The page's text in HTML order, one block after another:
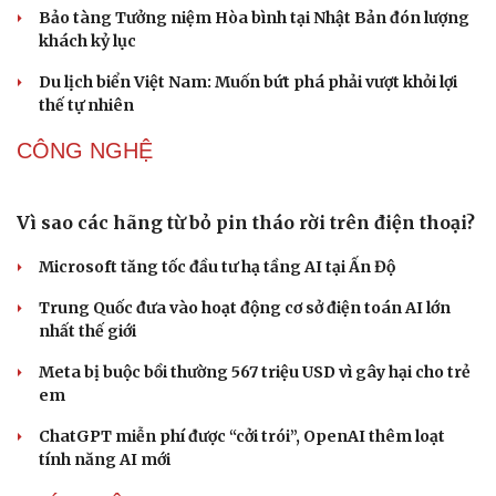
Di sản
lửa?
VĂN HÓA
The Odyssey vượt 1 tỷ USD, Christopher Nolan tái
lập kỳ tích sau 14 năm
Cần một hệ sinh thái trách nhiệm để ngăn âm nhạc lệch
chuẩn